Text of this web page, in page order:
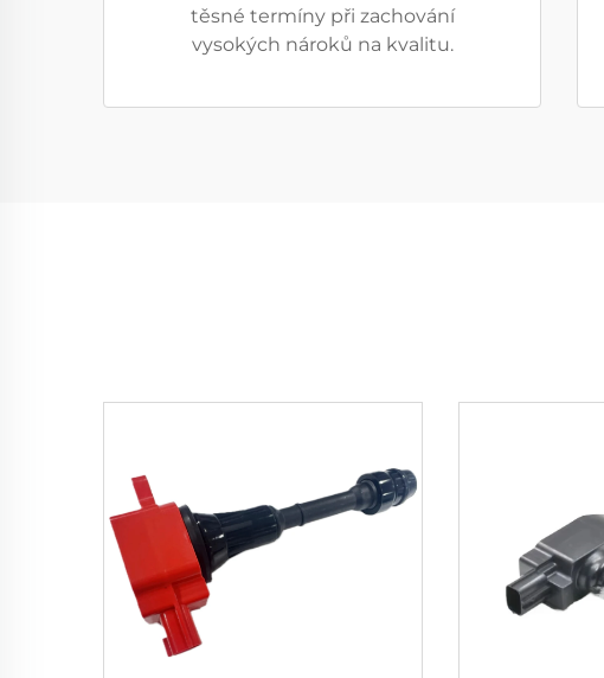
těsné termíny při zachování
vysokých nároků na kvalitu.